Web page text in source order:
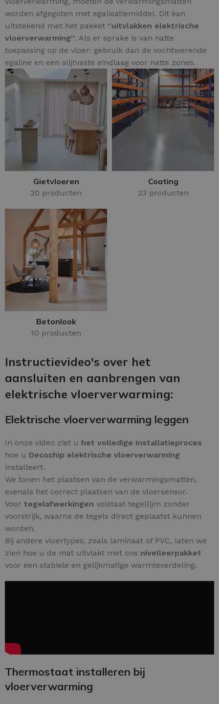
worden afgegoten met egalisatiemiddel. Dit kan
uitstekend met het pakket ''uitvlakken elektrische
vloerverwarming''. Als er sprake is van natte
toepassing op de vloer: gebruik dan de vochtwerende
egaline en een slijtvaste eindlaag voor natte zones.
Gietvloeren
20 producten
Coating
23 producten
Betonlook
10 producten
Instructievideo's over het
aansluiten en aanbrengen van
elektrische vloerverwarming:
Elektrische vloerverwarming leggen
In onze video ziet u het volledige installatieproces
hoe u Decochip elektrische vloerverwarming
installeert.
We tonen het plaatsen van de verwarmingsmatten,
evenals het correct plaatsen van de vloersensor.
Voor tegelafwerkingen volstaat tegellijm zonder
voorstrijk, waarna de tegels direct geplaatst kunnen
worden.
Bij andere vloertypes, zoals laminaat of PVC, laten we
zien hoe u de mat uitvlakt met ons nivelleerpakket
voor een stabiele en gelijkmatige warmteverdeling.
Thermostaat installeren bij
vloerverwarming